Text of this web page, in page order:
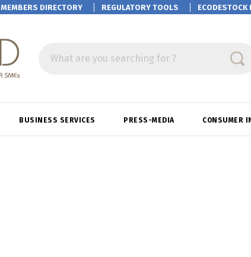
MEMBERS DIRECTORY REGULATORY TOOLS ECODESTOCK
What are you searching for ?
BUSINESS SERVICES PRESS-MEDIA CONSUMER